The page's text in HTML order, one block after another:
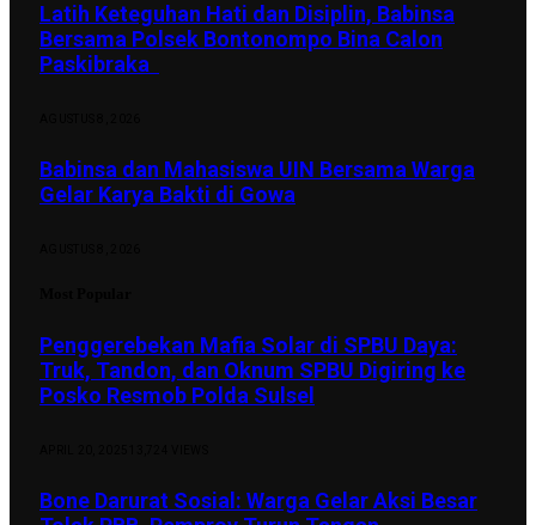
Latih Keteguhan Hati dan Disiplin, Babinsa
Bersama Polsek Bontonompo Bina Calon
Paskibraka
Babinsa dan Mahasiswa UIN Bersama Warga
Gelar Karya Bakti di Gowa
Penggerebekan Mafia Solar di SPBU Daya:
Truk, Tandon, dan Oknum SPBU Digiring ke
Posko Resmob Polda Sulsel
Bone Darurat Sosial: Warga Gelar Aksi Besar